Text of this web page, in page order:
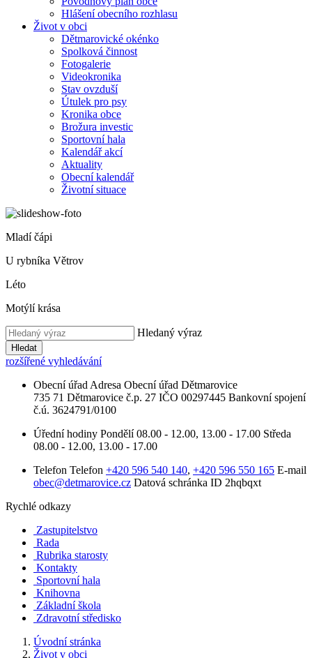
Hlášení obecního rozhlasu
Život v obci
Dětmarovické okénko
Spolková činnost
Fotogalerie
Videokronika
Stav ovzduší
Útulek pro psy
Kronika obce
Brožura investic
Sportovní hala
Kalendář akcí
Aktuality
Obecní kalendář
Životní situace
Mladí čápi
U rybníka Větrov
Léto
Motýlí krása
Hledaný výraz
Hledat
rozšířené vyhledávání
Obecní úřad Adresa Obecní úřad Dětmarovice
735 71 Dětmarovice č.p. 27 IČO 00297445 Bankovní spojení
č.ú. 3624791/0100
Úřední hodiny Pondělí 08.00 - 12.00, 13.00 - 17.00 Středa
08.00 - 12.00, 13.00 - 17.00
Telefon Telefon +420 596 540 140, +420 596 550 165 E-mail
obec@detmarovice.cz Datová schránka ID 2hqbqxt
Rychlé odkazy
Zastupitelstvo
Rada
Rubrika starosty
Kontakty
Sportovní hala
Knihovna
Základní škola
Zdravotní středisko
Úvodní stránka
Život v obci